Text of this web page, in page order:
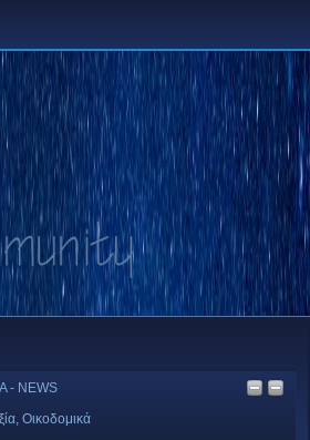
- NEWS
Οικοδομικά